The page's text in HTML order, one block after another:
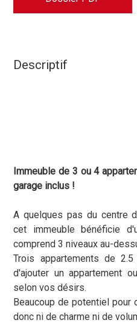
Descriptif
Immeuble de 3 ou 4
garage inclus !
A quelques pas du centre
cet immeuble bénéficie
comprend 3 niveaux au-
Trois appartements de
d'ajouter un appartement
selon vos désirs.
Beaucoup de potentiel pour
donc ni de charme ni de